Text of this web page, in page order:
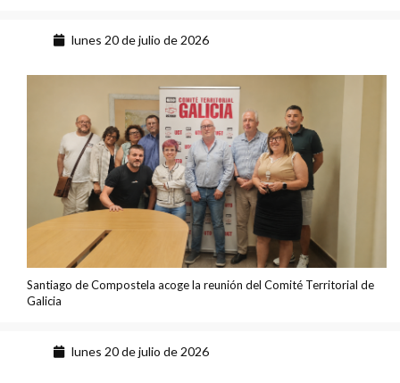
lunes 20 de julio de 2026
Santiago de Compostela acoge la reunión del Comité Territorial de
Galicia
lunes 20 de julio de 2026